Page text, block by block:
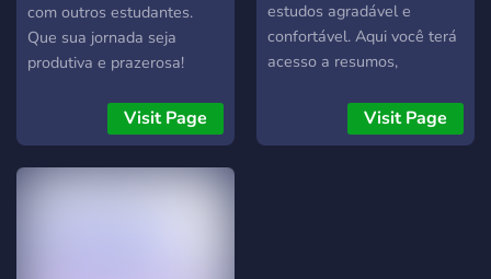
busca criar um espaço
produtivo para que todos
possam aprender,
conhecimentos e alcançar
seus objetivos acadêmicos.
com outros estudantes.
Que sua jornada seja
produtiva e prazerosa!
Visit Page
estudos agradável e
confortável. Aqui você terá
acesso a resumos,
vários estudantes que
estão com o mesmo
Visit Page